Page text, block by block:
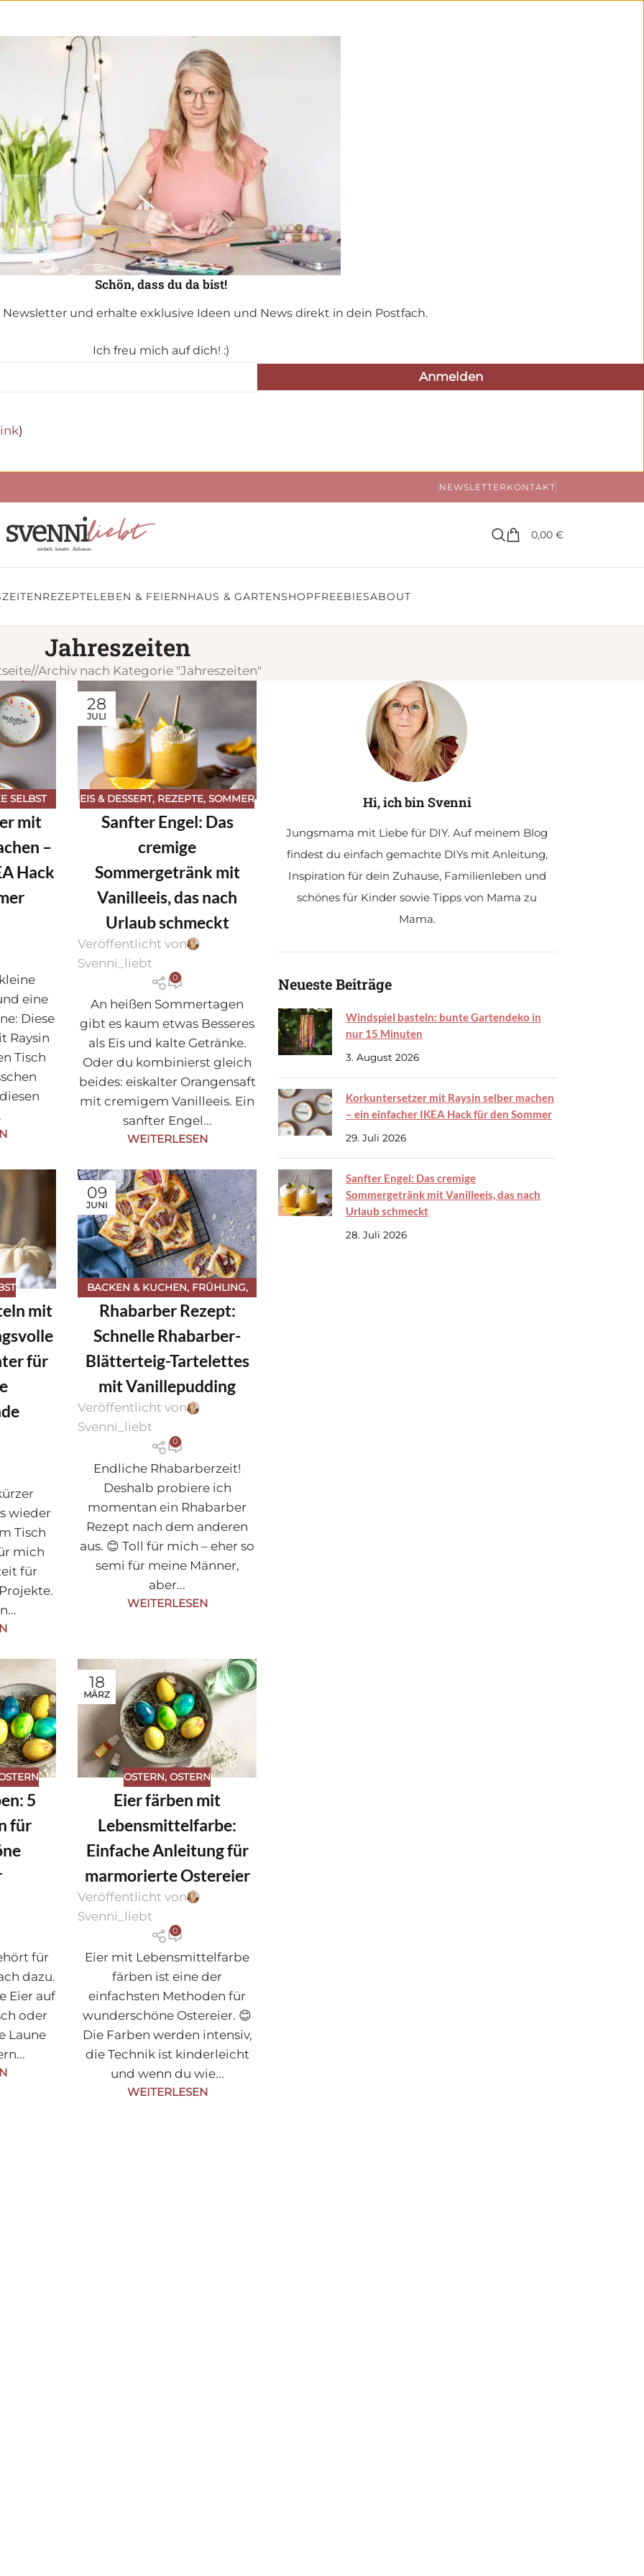
Schön, dass du da bist!
und erhalte exklusive Ideen und News direkt in dein Postfach.
Ich freu mich auf dich! :)
)
NEWSLETTER KONTAKT
0,00 €
REZEPTELEBEN & FEIERNHAUS & GARTENSHOPFREEBIESABOUT
Jahreszeiten
/ Archiv nach Kategorie "Jahreszeiten"
SELBST
,
mit
–
Hack
eine
Diese
Raysin
Tisch
28
JULI
EIS & DESSERT, REZEPTE, SOMMER
Sanfter Engel: Das
cremige
Sommergetränk mit
Vanilleeis, das nach
Urlaub schmeckt
Veröffentlicht von
Svenni_liebt
0
An heißen Sommertagen
gibt es kaum etwas Besseres
als Eis und kalte Getränke.
Oder du kombinierst gleich
beides: eiskalter Orangensaft
mit cremigem Vanilleeis. Ein
sanfter Engel...
WEITERLESEN
mit
für
wieder
Tisch
mich
für
09
JUNI
BACKEN & KUCHEN, FRÜHLING,
REZEPTE
Rhabarber Rezept:
Schnelle Rhabarber-
Blätterteig-Tartelettes
mit Vanillepudding
Veröffentlicht von
Svenni_liebt
0
Endliche Rhabarberzeit!
Deshalb probiere ich
momentan ein Rhabarber
Rezept nach dem anderen
aus. 😊 Toll für mich – eher so
semi für meine Männer,
aber...
WEITERLESEN
5
für
für
dazu.
Eier auf
oder
Laune
18
MÄRZ
OSTERN, OSTERN
Eier färben mit
Lebensmittelfarbe:
Einfache Anleitung für
marmorierte Ostereier
Veröffentlicht von
Svenni_liebt
0
Eier mit Lebensmittelfarbe
färben ist eine der
einfachsten Methoden für
wunderschöne Ostereier. 😊
Die Farben werden intensiv,
die Technik ist kinderleicht
und wenn du wie...
WEITERLESEN
Hi, ich bin Svenni
Jungsmama mit Liebe für DIY. Auf meinem Blog
findest du einfach gemachte DIYs mit Anleitung,
Inspiration für dein Zuhause, Familienleben und
schönes für Kinder sowie Tipps von Mama zu
Mama.
Neueste Beiträge
Windspiel basteln: bunte Gartendeko in
nur 15 Minuten
3. August 2026
Korkuntersetzer mit Raysin selber machen
– ein einfacher IKEA Hack für den Sommer
29. Juli 2026
Sanfter Engel: Das cremige
Sommergetränk mit Vanilleeis, das nach
Urlaub schmeckt
28. Juli 2026